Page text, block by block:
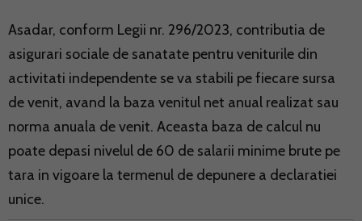
Asadar, conform Legii nr. 296/2023, contributia de
asigurari sociale de sanatate pentru veniturile din
activitati independente se va stabili pe fiecare sursa
de venit, avand la baza venitul net anual realizat sau
norma anuala de venit. Aceasta baza de calcul nu
poate depasi nivelul de 60 de salarii minime brute pe
tara in vigoare la termenul de depunere a declaratiei
unice.